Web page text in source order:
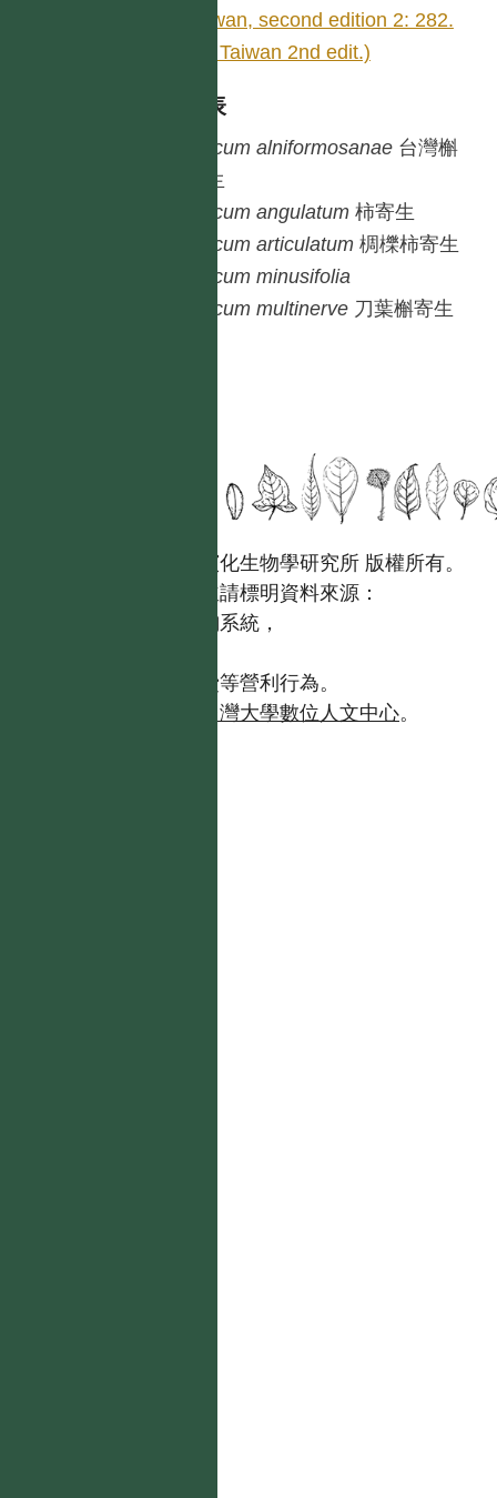
Taiwan, second edition 2: 282.
(Fl. Taiwan 2nd edit.)
種列表
Viscum alniformosanae 台灣槲
寄生
Viscum angulatum 柿寄生
Viscum articulatum 椆櫟柿寄生
Viscum minusifolia
Viscum multinerve 刀葉槲寄生
國立台灣大學生態學與演化生物學研究所 版權所有。
歡迎引用本網站資料，並請標明資料來源：
【台灣植物資訊整合查詢系統，
且不得有收取資料查詢費等營利行為。
台灣大學數位人文中心。